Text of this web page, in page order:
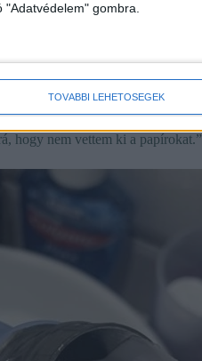
"Adatvédelem" gombra.
TOVÁBBI LEHETŐSÉGEK
hogy nem vettem ki a papírokat.”